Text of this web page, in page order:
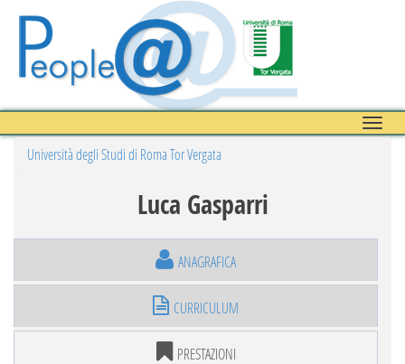
Toggle
Università degli Studi di Roma Tor Vergata
Luca Gasparri
ANAGRAFICA
CURRICULUM
PRESTAZIONI